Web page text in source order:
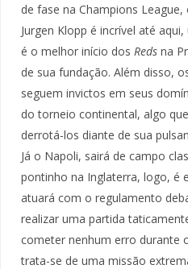
de fase na Champions
Jurgen Klopp é incrível até
é o melhor início dos Reds na
de sua fundação. Além disso,
seguem invictos em seus
do torneio continental, algo
derrotá-los diante de sua
Já o Napoli, sairá de campo
pontinho na Inglaterra, logo, é
atuará com o regulamento
realizar uma partida
cometer nenhum erro durante
trata-se de uma missão